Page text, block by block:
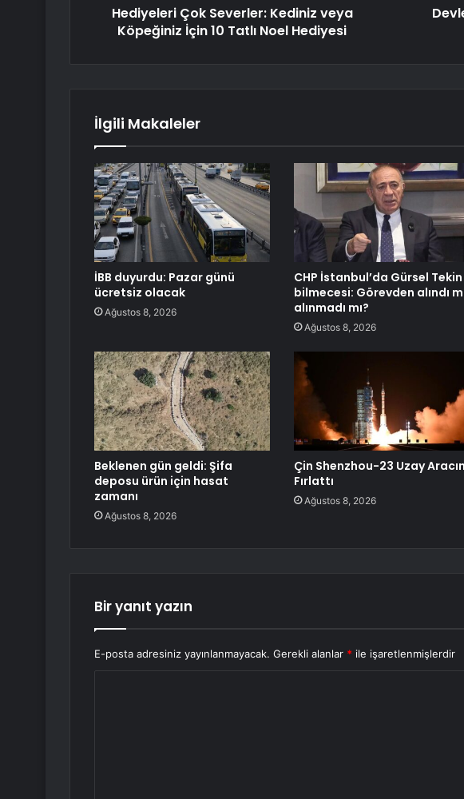
Hediyeleri Çok Severler: Kediniz veya
Köpeğiniz İçin 10 Tatlı Noel Hediyesi
İlgili Makaleler
İBB duyurdu: Pazar günü
ücretsiz olacak
Ağustos 8, 2026
CHP İstanbul’da Gürsel Tekin
bilmecesi: Görevden alındı
alınmadı mı?
Ağustos 8, 2026
Beklenen gün geldi: Şifa
deposu ürün için hasat
zamanı
Ağustos 8, 2026
Çin Shenzhou-23 Uzay
Fırlattı
Ağustos 8, 2026
Bir yanıt yazın
E-posta adresiniz yayınlanmayacak. Gerekli alanlar * ile işaretlenmişlerdir